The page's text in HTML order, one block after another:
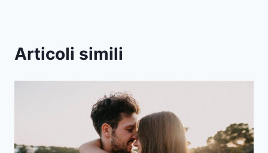
Articoli simili